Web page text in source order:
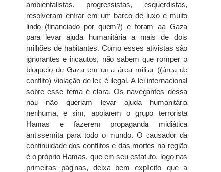
ambientalistas, progressistas, esquerdistas,
resolveram entrar em um barco de luxo e muito
lindo (financiado por quem?) e foram aa Gaza
para levar ajuda humanitária a mais de dois
milhões de habitantes. Como esses ativistas são
ignorantes e incautos, não sabem que romper o
bloqueio de Gaza em uma área militar ((área de
conflito) violação de lei; é ilegal. A lei internacional
sobre esse tema é clara. Os navegantes dessa
nau não queriam levar ajuda humanitária
nenhuma, e sim, apoiarem o grupo terrorista
Hamas e fazerem propaganda midiática
antissemita para todo o mundo. O causador da
continuidade dos conflitos e das mortes na região
é o próprio Hamas, que em seu estatuto, logo nas
primeiras páginas, deixa bem explícito que a